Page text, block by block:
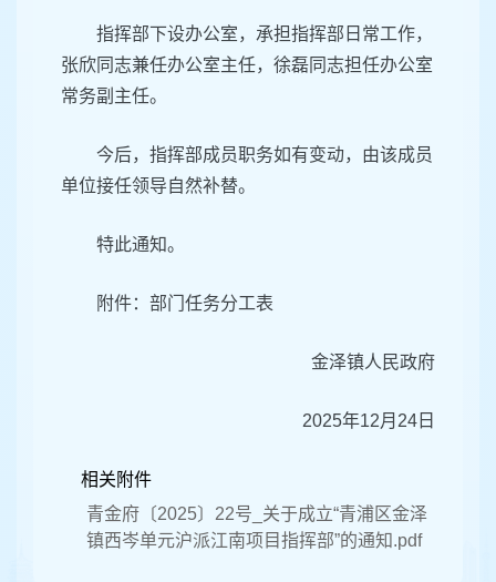
指挥部下设办公室，承担指挥部日常工作，
张欣同志兼任办公室主任，徐磊同志担任办公室
常务副主任。
今后，指挥部成员职务如有变动，由该成员
单位接任领导自然补替。
特此通知。
附件：部门任务分工表
金泽镇人民政府
2025年12月24日
相关附件
青金府〔2025〕22号_关于成立“青浦区金泽
镇西岑单元沪派江南项目指挥部”的通知.pdf